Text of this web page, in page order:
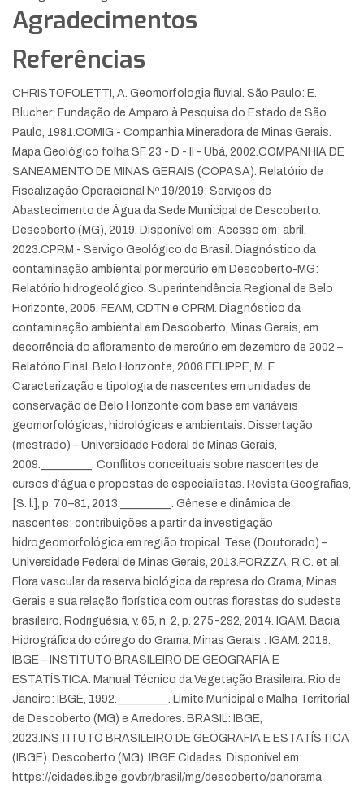
Agradecimentos
Referências
CHRISTOFOLETTI, A. Geomorfologia fluvial. São Paulo: E.
Blucher; Fundação de Amparo à Pesquisa do Estado de São
Paulo, 1981. COMIG - Companhia Mineradora de Minas Gerais.
Mapa Geológico folha SF 23 - D - II - Ubá, 2002. COMPANHIA DE
SANEAMENTO DE MINAS GERAIS (COPASA). Relatório de
Fiscalização Operacional Nº 19/2019: Serviços de
Abastecimento de Água da Sede Municipal de Descoberto.
Descoberto (MG), 2019. Disponível em: Acesso em: abril,
2023. CPRM - Serviço Geológico do Brasil. Diagnóstico da
contaminação ambiental por mercúrio em Descoberto-MG:
Relatório hidrogeológico. Superintendência Regional de Belo
Horizonte, 2005. FEAM, CDTN e CPRM. Diagnóstico da
contaminação ambiental em Descoberto, Minas Gerais, em
decorrência do afloramento de mercúrio em dezembro de 2002 –
Relatório Final. Belo Horizonte, 2006. FELIPPE, M. F.
Caracterização e tipologia de nascentes em unidades de
conservação de Belo Horizonte com base em variáveis
geomorfológicas, hidrológicas e ambientais. Dissertação
(mestrado) – Universidade Federal de Minas Gerais,
2009.
_________. Conflitos conceituais sobre nascentes de
cursos d’água e propostas de especialistas. Revista Geografias,
[S. l.], p. 70–81, 2013.
_________. Gênese e dinâmica de
nascentes: contribuições a partir da investigação
hidrogeomorfológica em região tropical. Tese (Doutorado) –
Universidade Federal de Minas Gerais, 2013. FORZZA, R.C. et al.
Flora vascular da reserva biológica da represa do Grama, Minas
Gerais e sua relação florística com outras florestas do sudeste
brasileiro. Rodriguésia, v. 65, n. 2, p. 275-292, 2014. IGAM. Bacia
Hidrográfica do córrego do Grama. Minas Gerais : IGAM. 2018.
IBGE – INSTITUTO BRASILEIRO DE GEOGRAFIA E
ESTATÍSTICA. Manual Técnico da Vegetação Brasileira. Rio de
Janeiro: IBGE, 1992.
_________. Limite Municipal e Malha Territorial
de Descoberto (MG) e Arredores. BRASIL: IBGE,
2023. INSTITUTO BRASILEIRO DE GEOGRAFIA E ESTATÍSTICA
(IBGE). Descoberto (MG). IBGE Cidades. Disponível em:
https://cidades.ibge.gov.br/brasil/mg/descoberto/panorama